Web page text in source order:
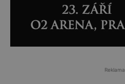
Reklama